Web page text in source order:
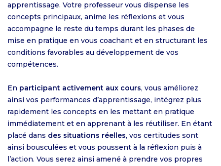
apprentissage. Votre professeur vous dispense les
concepts principaux, anime les réflexions et vous
accompagne le reste du temps durant les phases de
mise en pratique en vous coachant et en structurant les
conditions favorables au développement de vos
compétences.
En participant activement aux cours, vous améliorez
ainsi vos performances d’apprentissage, intégrez plus
rapidement les concepts en les mettant en pratique
immédiatement et en apprenant à les réutiliser. En étant
placé dans des situations réelles, vos certitudes sont
ainsi bousculées et vous poussent à la réflexion puis à
l’action. Vous serez ainsi amené à prendre vos propres